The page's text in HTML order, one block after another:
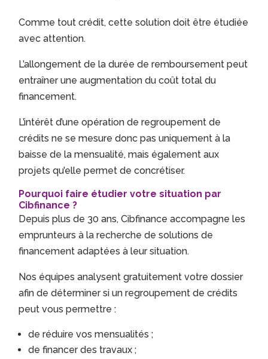
Comme tout crédit, cette solution doit être étudiée
avec attention.
L’allongement de la durée de remboursement peut
entraîner une augmentation du coût total du
financement.
L’intérêt d’une opération de regroupement de
crédits ne se mesure donc pas uniquement à la
baisse de la mensualité, mais également aux
projets qu’elle permet de concrétiser.
Pourquoi faire étudier votre situation par
Cibfinance ?
Depuis plus de 30 ans, Cibfinance accompagne les
emprunteurs à la recherche de solutions de
financement adaptées à leur situation.
Nos équipes analysent gratuitement votre dossier
afin de déterminer si un regroupement de crédits
peut vous permettre :
de réduire vos mensualités ;
de financer des travaux ;